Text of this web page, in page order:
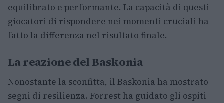
equilibrato e performante. La capacità di questi
giocatori di rispondere nei momenti cruciali ha
fatto la differenza nel risultato finale.
La reazione del Baskonia
Nonostante la sconfitta, il Baskonia ha mostrato
segni di resilienza. Forrest ha guidato gli ospiti